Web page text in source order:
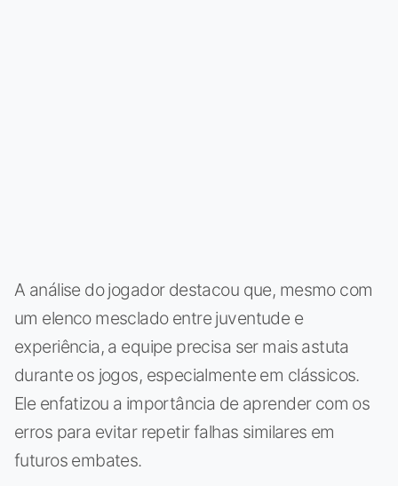
A análise do jogador destacou que, mesmo com
um elenco mesclado entre juventude e
experiência, a equipe precisa ser mais astuta
durante os jogos, especialmente em clássicos.
Ele enfatizou a importância de aprender com os
erros para evitar repetir falhas similares em
futuros embates.